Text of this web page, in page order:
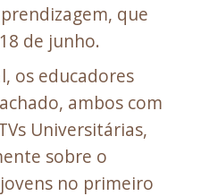
que
de junho.
os educadores
ambos com
Universitárias,
sobre o
no primeiro